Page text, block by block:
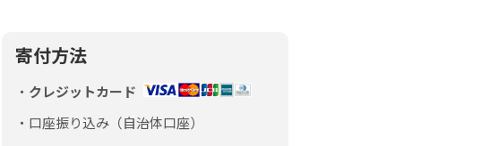
寄付方法
クレジットカード
口座振り込み（自治体口座）